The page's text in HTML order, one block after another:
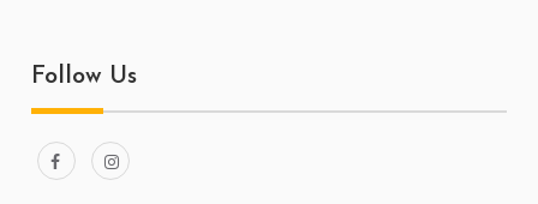
Follow Us